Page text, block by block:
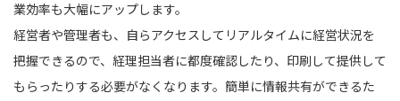
業効率も大幅にアップします。
経営者や管理者も、自らアクセスしてリアルタイムに経営状況を
把握できるので、経理担当者に都度確認したり、印刷して提供して
もらったりする必要がなくなります。簡単に情報共有ができるた